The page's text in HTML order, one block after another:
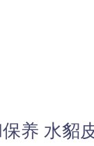
养 水貂